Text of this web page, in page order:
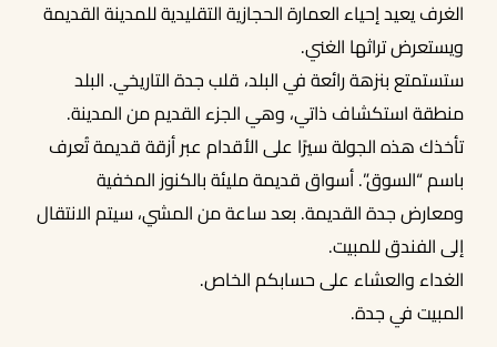
الغرف يعيد إحياء العمارة الحجازية التقليدية للمدينة القديمة
ويستعرض تراثها الغني.
ستستمتع بنزهة رائعة في البلد، قلب جدة التاريخي. البلد
منطقة استكشاف ذاتي، وهي الجزء القديم من المدينة.
تأخذك هذه الجولة سيرًا على الأقدام عبر أزقة قديمة تُعرف
باسم “السوق”. أسواق قديمة مليئة بالكنوز المخفية
ومعارض جدة القديمة. بعد ساعة من المشي، سيتم الانتقال
إلى الفندق للمبيت.
الغداء والعشاء على حسابكم الخاص.
المبيت في جدة.